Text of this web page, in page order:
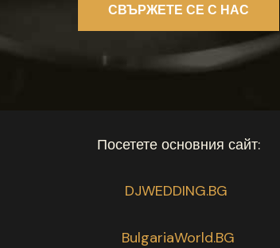
СВЪРЖЕТЕ СЕ С НАС
Посетете основния сайт:
DJWEDDING.BG
BulgariaWorld.BG